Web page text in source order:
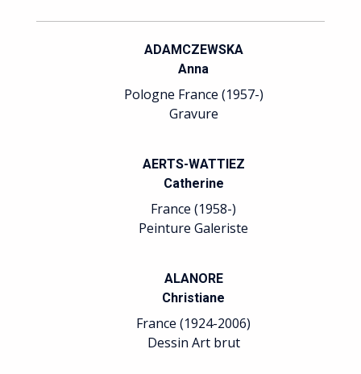
ADAMCZEWSKA
Anna
Pologne France (1957-)
Gravure
AERTS-WATTIEZ
Catherine
France (1958-)
Peinture Galeriste
ALANORE
Christiane
France (1924-2006)
Dessin Art brut